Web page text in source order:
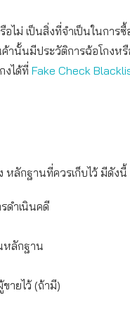
ไม่ เป็นสิ่งที่จำเป็นในการ
านั้นมีประวัติการฉ้อโกงห
งได้ที่ Fake Check
หลักฐานที่ควรเก็บไว้ มีดังนี้
ดำเนินคดี
หลักฐาน
ายไว้ (ถ้ามี)